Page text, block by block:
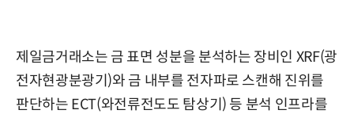
제일금거래소는 금 표면 성분을 분석하는 장비인 XRF(광
전자현광분광기)와 금 내부를 전자파로 스캔해 진위를
판단하는 ECT(와전류전도도 탐상기) 등 분석 인프라를